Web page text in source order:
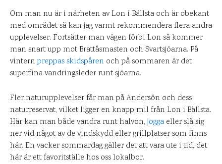
Om man nu är i närheten av Lon i Bällsta och är obekant
med området så kan jag varmt rekommendera flera andra
upplevelser. Fortsätter man vägen förbi Lon så kommer
man snart upp mot Brattåsmasten och Svartsjöarna. På
vintern preppas skidspåren och på sommaren är det
superfina vandringsleder runt sjöarna.
Fler naturupplevelser får man på Andersön och dess
naturreservat, vilket ligger en knapp mil från Lon i Bällsta.
Här kan man både vandra runt halvön,jogga eller slå sig
ner vid något av de vindskydd eller grillplatser som finns
här. En vacker sommardag gäller det att vara ute i tid, det
här är ett favoritställe hos oss lokalbor.